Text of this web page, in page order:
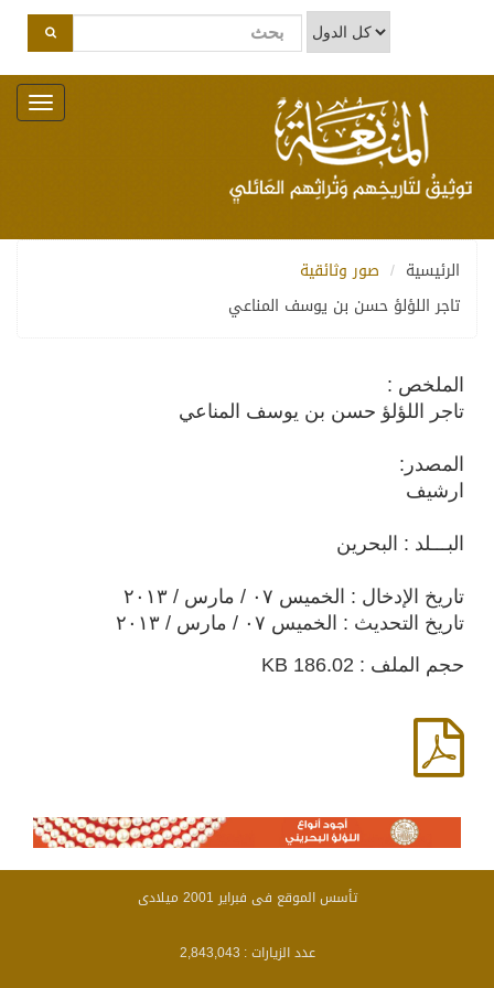
Toggle
navigation
الرئيسية
صور وثائقية
تاجر اللؤلؤ حسن بن يوسف المناعي
الملخص :
تاجر اللؤلؤ حسن بن يوسف المناعي
المصدر:
ارشيف
البـــلد : البحرين
تاريخ الإدخال : الخميس ٠٧ / مارس / ٢٠١٣
تاريخ التحديث : الخميس ٠٧ / مارس / ٢٠١٣
حجم الملف : 186.02 KB
تأسس الموقع فى فبراير 2001 ميلادى
عدد الزيارات : 2,843,043